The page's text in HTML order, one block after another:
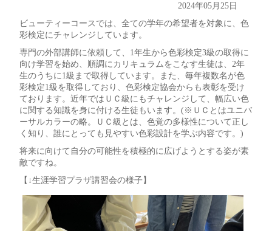
2024年05月25日
ビューティーコースでは、全ての学年の希望者を対象に、色
彩検定にチャレンジしています。
専門の外部講師に依頼して、1年生から色彩検定3級の取得に
向け学習を始め、順調にカリキュラムをこなす生徒は、2年
生のうちに1級まで取得しています。また、毎年複数名が色
彩検定1級を取得しており、色彩検定協会からも表彰を受け
ております。近年ではＵＣ級にもチャレンジして、幅広い色
に関する知識を身に付ける生徒もいます。(※ＵＣとはユニバ
ーサルカラーの略。ＵＣ級とは、色覚の多様性について正し
く知り、誰にとっても見やすい色彩設計を学ぶ内容です。)
将来に向けて自分の可能性を積極的に広げようとする姿が素
敵ですね。
【↓生涯学習プラザ講習会の様子】